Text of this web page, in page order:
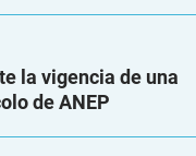
la vigencia de una
de ANEP